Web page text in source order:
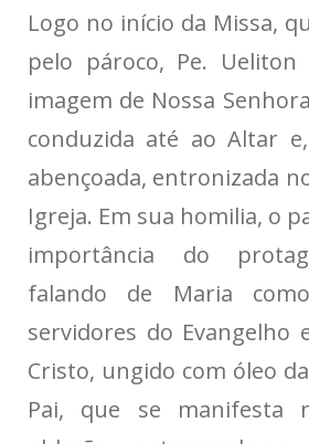
Logo no início da Missa,
pelo pároco, Pe. Ueliton
imagem de Nossa
conduzida até ao Altar
abençoada, entronizada
Igreja. Em sua homilia, o
importância do
falando de Maria
servidores do Evangelho
Cristo, ungido com óleo
Pai, que se manifesta